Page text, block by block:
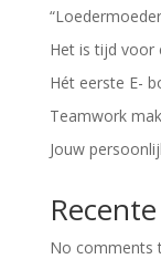
Het is tijd voor
Hét eerste E-
Teamwork
Jouw
No comments